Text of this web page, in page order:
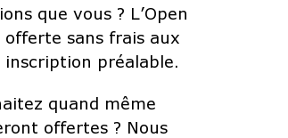
que vous ? L’Open
sans frais aux
préalable.
quand même
offertes ? Nous